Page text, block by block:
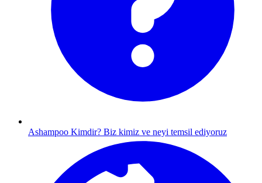
Ashampoo Kimdir? Biz kimiz ve neyi temsil ediyoruz